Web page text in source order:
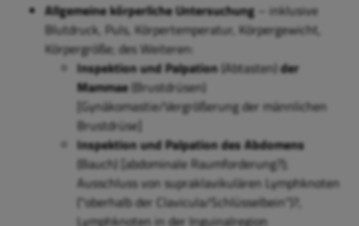
Allgemeine körperliche Untersuchung – inklusive
Blutdruck, Puls, Körpertemperatur, Körpergewicht,
Körpergröße; des Weiteren:
Inspektion und Palpation(Abtasten)der
Mammae(Brustdrüsen)
[Gynäkomastie/Vergrößerung der männlichen
Brustdrüse]
Inspektion und Palpation des Abdomens
(Bauch) [abdominale Raumforderung?);
Ausschluss von supraklavikulären Lymphknoten
("oberhalb der Clavicula/Schlüsselbein")?,
Lymphknoten in der Inguinalregion